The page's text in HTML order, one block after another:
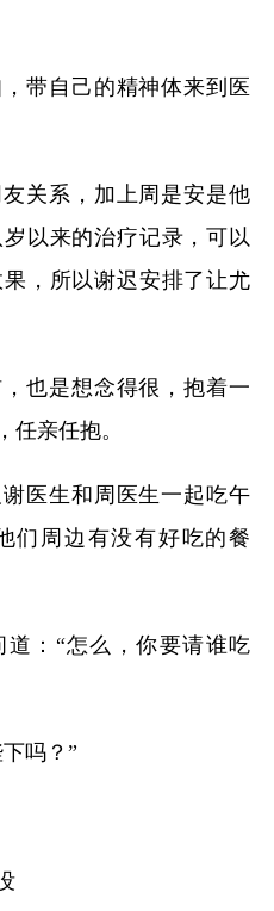
带自己的精神体来到医
关系，加上周是安是他
以来的治疗记录，可以
，所以谢迟安排了让尤
也是想念得很，抱着一
任亲任抱。
医生和周医生一起吃午
们周边有没有好吃的餐
：“怎么，你要请谁吃
吗？”